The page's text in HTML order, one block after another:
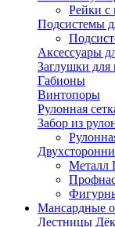
Рейки с
Подсистемы
Аксессуары
Заглушки
Габионы
Винтопоры
Рулонная
Забор из
Металл
Мансардные
Лестницы